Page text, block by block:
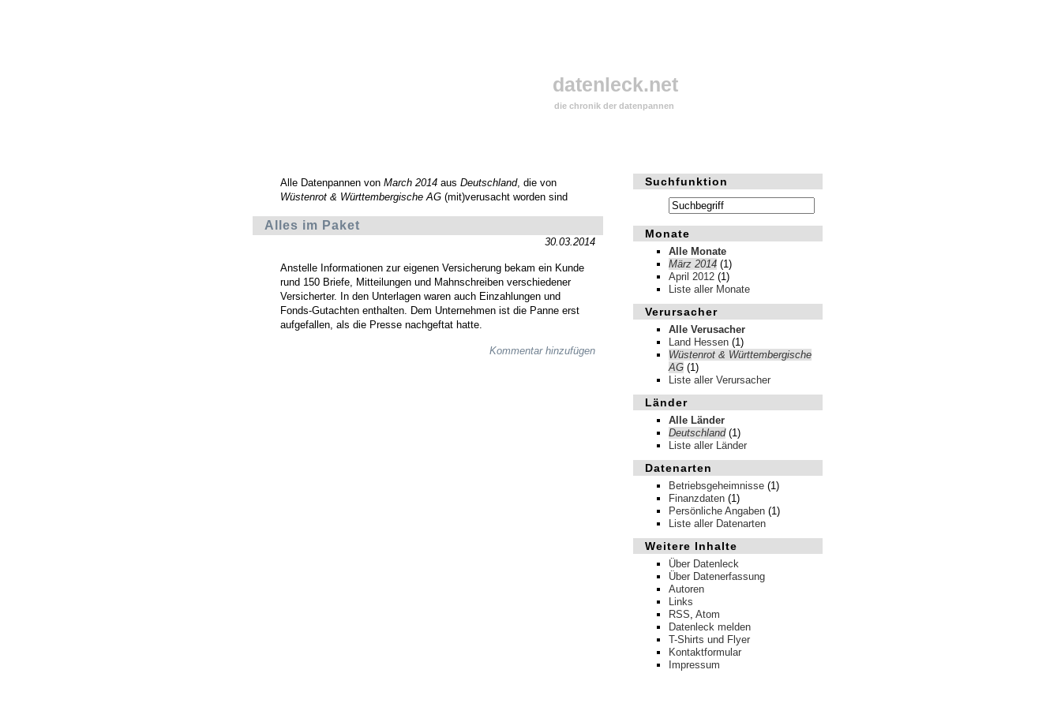
datenleck.net
die chronik der datenpannen
Suchfunktion
Monate
Alle Monate
März 2014 (1)
April 2012 (1)
Liste aller Monate
Verursacher
Alle Verusacher
Land Hessen (1)
Wüstenrot & Württembergische
AG (1)
Liste aller Verursacher
Länder
Alle Länder
Deutschland(1)
Liste aller Länder
Datenarten
Betriebsgeheimnisse (1)
Finanzdaten (1)
Persönliche Angaben (1)
Liste aller Datenarten
Weitere Inhalte
Über Datenleck
Über Datenerfassung
Autoren
Links
RSS, Atom
Datenleck melden
T-Shirts und Flyer
Kontaktformular
Impressum
Alle Datenpannen von March 2014aus Deutschland, die von
Wüstenrot & Württembergische AG(mit)verusacht worden sind
Alles im Paket
30.03.2014
Anstelle Informationen zur eigenen Versicherung bekam ein Kunde
rund 150 Briefe, Mitteilungen und Mahnschreiben verschiedener
Versicherter. In den Unterlagen waren auch Einzahlungen und
Fonds-Gutachten enthalten. Dem Unternehmen ist die Panne erst
aufgefallen, als die Presse nachgeftat hatte.
Kommentar hinzufügen